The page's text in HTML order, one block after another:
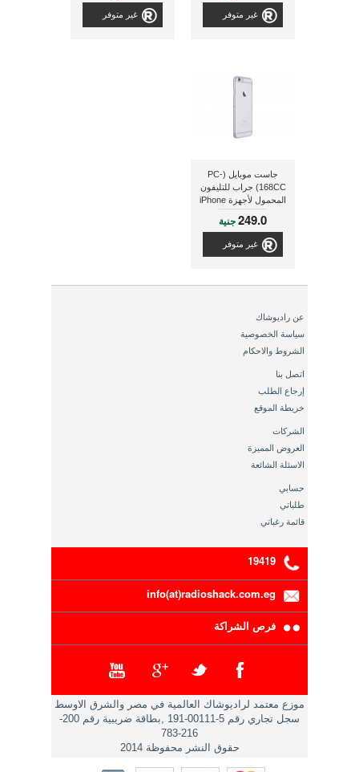
غير متوفر غير متوفر
جاست موبايل (PC-
168CC) جراب للتليفون
المحمول لأجهزة iPhone
6/ iPhone 6s ذو لون
كريستال لامع
249.0جنية
غير متوفر
عن راديوشاك
سياسة الخصوصية
الشروط والاحكام
اتصل بنا
إرجاع الطلب
خريطة الموقع
الشركات
العروض المميزة
الاسئلة الشائعة
حسابي
طلباتي
قائمة رغباتي
19419
info(at)radioshack.com.eg
فرص الشراكة
موزع معتمد لراديوشاك العالمية في مصر والشرق الاوسط
سجل تجاري رقم 5-00111-191 ,بطاقة ضريبية رقم 200-
216-783
حقوق النشر محفوظة 2014